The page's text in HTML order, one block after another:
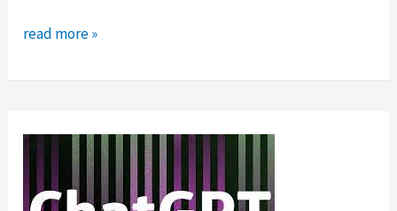
upload:
digital
de
read more »